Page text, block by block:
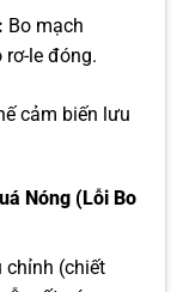
Bo mạch
rơ-le đóng.
cảm biến lưu
Nóng (Lỗi Bo
chỉnh (chiết